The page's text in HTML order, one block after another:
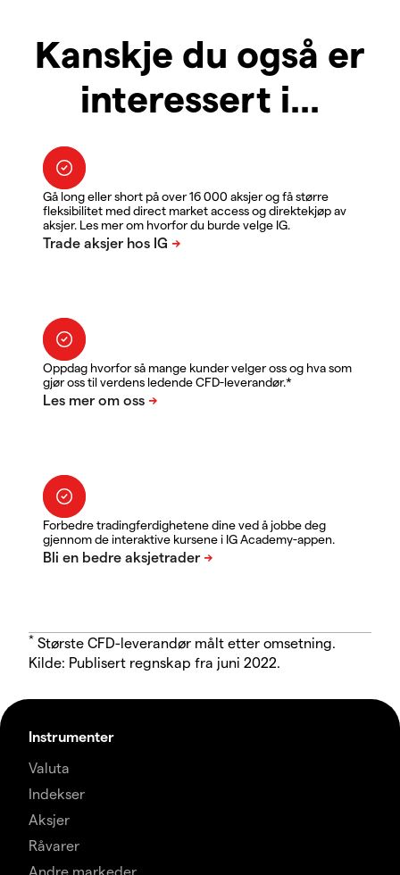
Kanskje du også er
interessert i...
Gå long eller short på over 16 000 aksjer og få større
fleksibilitet med direct market access og direktekjøp av
aksjer. Les mer om hvorfor du burde velge IG.
Oppdag hvorfor så mange kunder velger oss og hva som
gjør oss til verdens ledende CFD-leverandør.*
Forbedre tradingferdighetene dine ved å jobbe deg
gjennom de interaktive kursene i IG Academy-appen.
* Største CFD-leverandør målt etter omsetning.
Kilde: Publisert regnskap fra juni 2022.
Instrumenter
Valuta
Indekser
Aksjer
Råvarer
Andre markeder